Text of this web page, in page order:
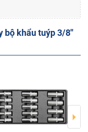
bộ khẩu tuýp 3/8''